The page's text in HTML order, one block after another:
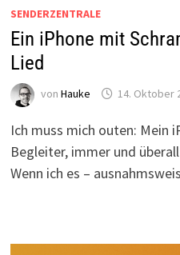
SENDERZENTRALE
Ein iPhone mit
Lied
von Hauke 14. Oktober
Ich muss mich outen: Mein
Begleiter, immer und
Wenn ich es –